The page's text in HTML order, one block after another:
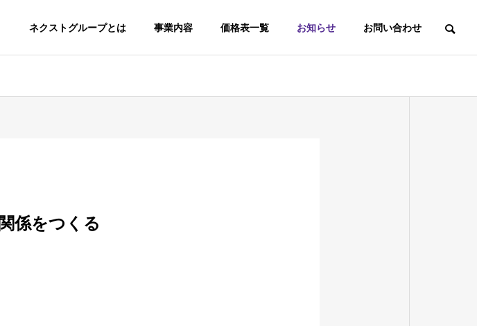
ネクストグループとは 事業内容 価格表一覧 お知らせ お問い合わせ
係をつくる